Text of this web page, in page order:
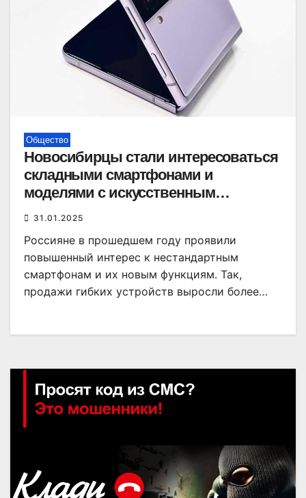
Общество
Новосибирцы стали интересоваться
складными смартфонами и
моделями с искусственным
интеллектом
31.01.2025
Россияне в прошедшем году проявили
повышенный интерес к нестандартным
смартфонам и их новым функциям. Так,
продажи гибких устройств выросли более…